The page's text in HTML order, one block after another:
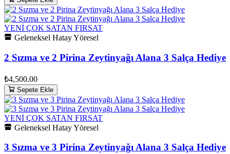
YENİ ÇOK SATAN FIRSAT
Geleneksel Hatay Yöresel
2 Sızma ve 2 Pirina Zeytinyağı Alana 3 Salça Hediye
₺4,500.00
Sepete Ekle
YENİ ÇOK SATAN FIRSAT
Geleneksel Hatay Yöresel
3 Sızma ve 3 Pirina Zeytinyağı Alana 3 Salça Hediye